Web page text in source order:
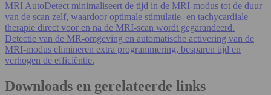
MRI AutoDetect minimaliseert de tijd in de MRI-modus tot de duur
van de scan zelf, waardoor optimale stimulatie- en tachycardiale
therapie direct voor en na de MRI-scan wordt gegarandeerd.
Detectie van de MR-omgeving en automatische activering van de
MRI-modus elimineren extra programmering, besparen tijd en
verhogen de efficiëntie.
Downloads en gerelateerde links